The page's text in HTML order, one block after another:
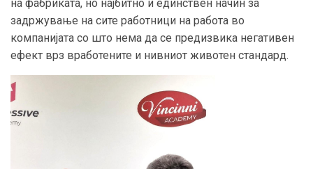
на фабриката, но најбитно и единствен начин за
задржување на сите работници на работа во
компанијата со што нема да се предизвика негативен
ефект врз вработените и нивниот животен стандард.